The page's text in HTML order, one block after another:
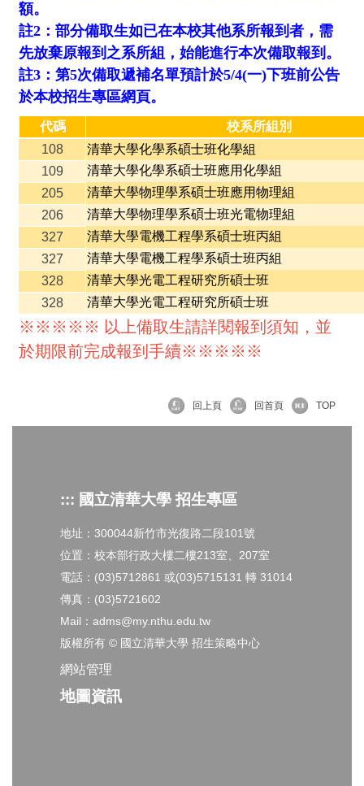
額。
註2：部分備取生如已在本校其他系所報到者，需
先放棄原報到之系所組，始能進行本次備取報到。
註3：第5次備取遞補名單預計於5/4(一)下班前公告
於本校招生專區網頁。
代碼
校系所組別
108
清華大學化學系碩士班化學組
109
清華大學化學系碩士班應用化學組
205
清華大學物理學系碩士班應用物理組
206
清華大學物理學系碩士班光電物理組
327
清華大學電機工程學系碩士班丙組
327
清華大學電機工程學系碩士班丙組
328
清華大學光電工程研究所碩士班
328
清華大學光電工程研究所碩士班
※※※※※ 以上備取生請詳閱報到須知，並
於期限前完成報到手續※※※※※
回上頁 回首頁 TOP
::: 國立清華大學 招生專區
地址：300044新竹市光復路二段101號
位置：校本部行政大樓二樓213室、207室
電話：(03)5712861 或(03)5715131 轉 31014
傳真：(03)5721602
Mail：adms@my.nthu.edu.tw
版權所有 © 國立清華大學 招生策略中心
網站管理
地圖資訊